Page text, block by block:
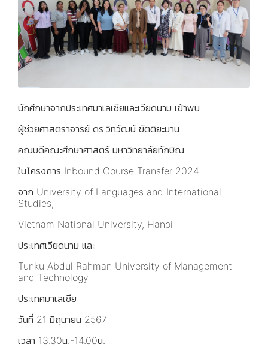
นักศึกษาจากประเทศมาเลเซียและเวียดนาม เข้าพบ
ผู้ช่วยศาสตราจารย์ ดร.วิทวัฒน์ ขัตติยะมาน
คณบดีคณะศึกษาศาสตร์ มหาวิทยาลัยทักษิณ
ในโครงการ Inbound Course Transfer 2024
จาก University of Languages and International
Studies,
Vietnam National University, Hanoi
ประเทศเวียดนาม และ
Tunku Abdul Rahman University of Management
and Technology
ประเทศมาเลเซีย
วันที่ 21 มิถุนายน 2567
เวลา 13.30น.-14.00น.